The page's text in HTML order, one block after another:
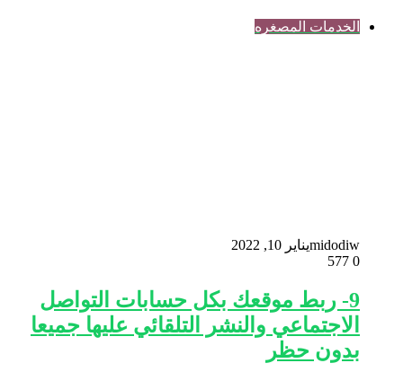
الخدمات المصغره
midodiwيناير 10, 2022
0
9- ربط موقعك بكل حسابات التواصل
الاجتماعي والنشر التلقائي عليها جميعا
بدون حظر